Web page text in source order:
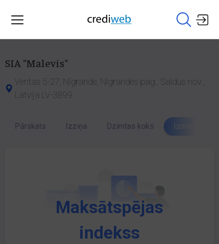
SIA "Malevis"
Ventas 5-27, Nīgrande, Nīgrandes pag., Saldus nov.,
Latvija LV-3899
Pārskats Izziņa Dzimtas koks Izmaiņu
Maksātspējas
indekss